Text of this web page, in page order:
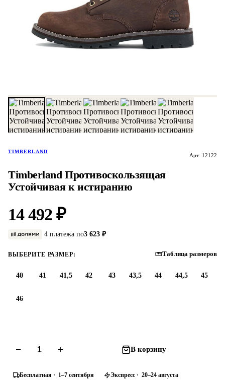
TIMBERLAND
Арт: 12122
Timberland Противоскользящая
Устойчивая к истиранию
14 492 ₽
4 платежа по3 623 ₽
ВЫБЕРИТЕ РАЗМЕР: Таблица размеров
40 41 41,5 42 43 43,5 44 44,5 45
46
− + В корзину
Бесплатная · 1–7 сентября
Экспресс · 20–24 августа